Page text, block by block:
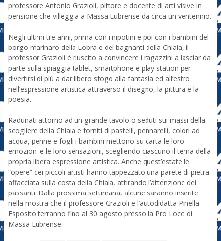
professore Antonio Grazioli, pittore e docente di arti visive in
pensione che villeggia a Massa Lubrense da circa un ventennio.
Negli ultimi tre anni, prima con i nipotini e poi con i bambini del
borgo marinaro della Lobra e dei bagnanti della Chiaia, il
professor Grazioli è riuscito a convincere i ragazzini a lasciar da
parte sulla spiaggia tablet, smartphone e play station per
divertirsi di più a dar libero sfogo alla fantasia ed all’estro
nell’espressione artistica attraverso il disegno, la pittura e la
poesia.
Radunati attorno ad un grande tavolo o seduti sui massi della
scogliere della Chiaia e forniti di pastelli, pennarelli, colori ad
acqua, penne e fogli i bambini mettono su carta le loro
emozioni e le loro sensazioni, scegliendo ciascuno il tema della
propria libera espressione artistica. Anche quest’estate le
“opere” dei piccoli artisti hanno tappezzato una parete di pietra
affacciata sulla costa della Chiaia, attirando l’attenzione dei
passanti. Dalla prossima settimana, alcune saranno inserite
nella mostra che il professore Grazioli e l’autodidatta Pinella
Esposito terranno fino al 30 agosto presso la Pro Loco di
Massa Lubrense.